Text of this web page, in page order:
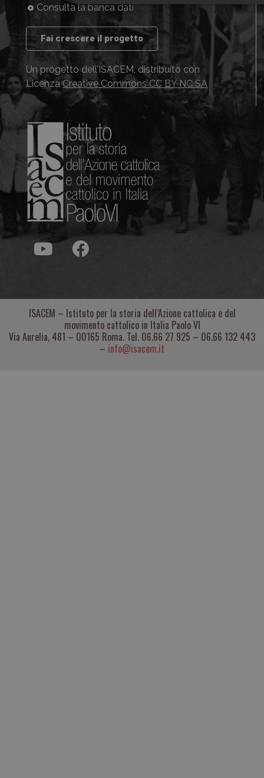
Consulta la banca dati
Fai crescere il progetto
Un progetto dell’ISACEM, distribuito con
LicenzaCreative Commons CC BY NC SA
ISACEM – Istituto per la storia dell’Azione cattolica e del
movimento cattolico in Italia Paolo VI
Via Aurelia, 481 – 00165 Roma. Tel. 06.66 27 925 – 06.66 132 443
– info@isacem.it